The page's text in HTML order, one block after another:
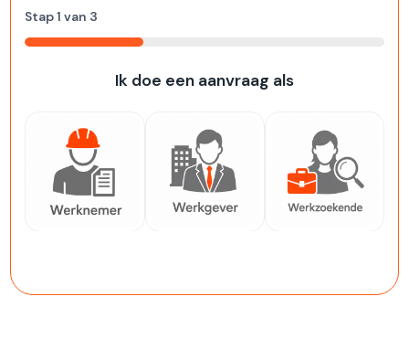
Stap1 van 3
33%
Ik doe een aanvraag als